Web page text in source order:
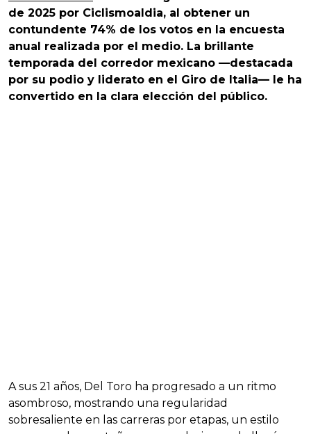
de 2025 por Ciclismoaldia, al obtener un
contundente 74% de los votos en la encuesta
anual realizada por el medio. La brillante
temporada del corredor mexicano —destacada
por su podio y liderato en el Giro de Italia— le ha
convertido en la clara elección del público.
A sus 21 años, Del Toro ha progresado a un ritmo
asombroso, mostrando una regularidad
sobresaliente en las carreras por etapas, un estilo